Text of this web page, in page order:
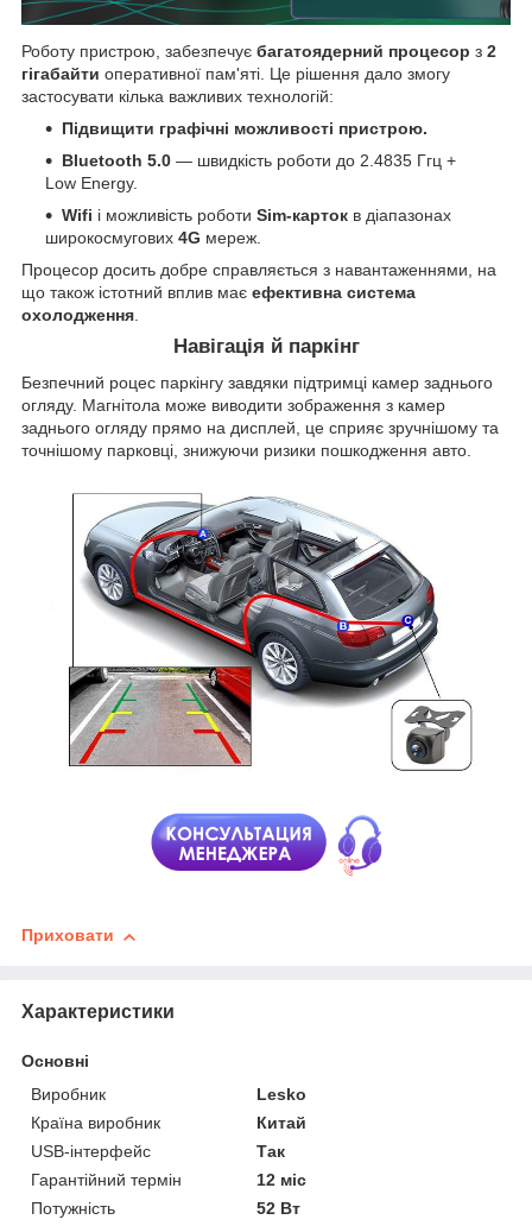
Роботу пристрою, забезпечує багатоядерний процесор з 2
гігабайти оперативної пам'яті. Це рішення дало змогу
застосувати кілька важливих технологій:
Підвищити графічні можливості пристрою.
Bluetooth 5.0 — швидкість роботи до 2.4835 Ггц +
Low Energy.
Wifi і можливість роботи Sim-карток в діапазонах
широкосмугових 4G мереж.
Процесор досить добре справляється з навантаженнями, на
що також істотний вплив має ефективна система
охолодження.
Навігація й паркінг
Безпечний роцес паркінгу завдяки підтримці камер заднього
огляду. Магнітола може виводити зображення з камер
заднього огляду прямо на дисплей, це сприяє зручнішому та
точнішому парковці, знижуючи ризики пошкодження авто.
Приховати
Характеристики
Основні
Виробник
Lesko
Країна виробник
Китай
USB-інтерфейс
Так
Гарантійний термін
12 міс
Потужність
52 Вт